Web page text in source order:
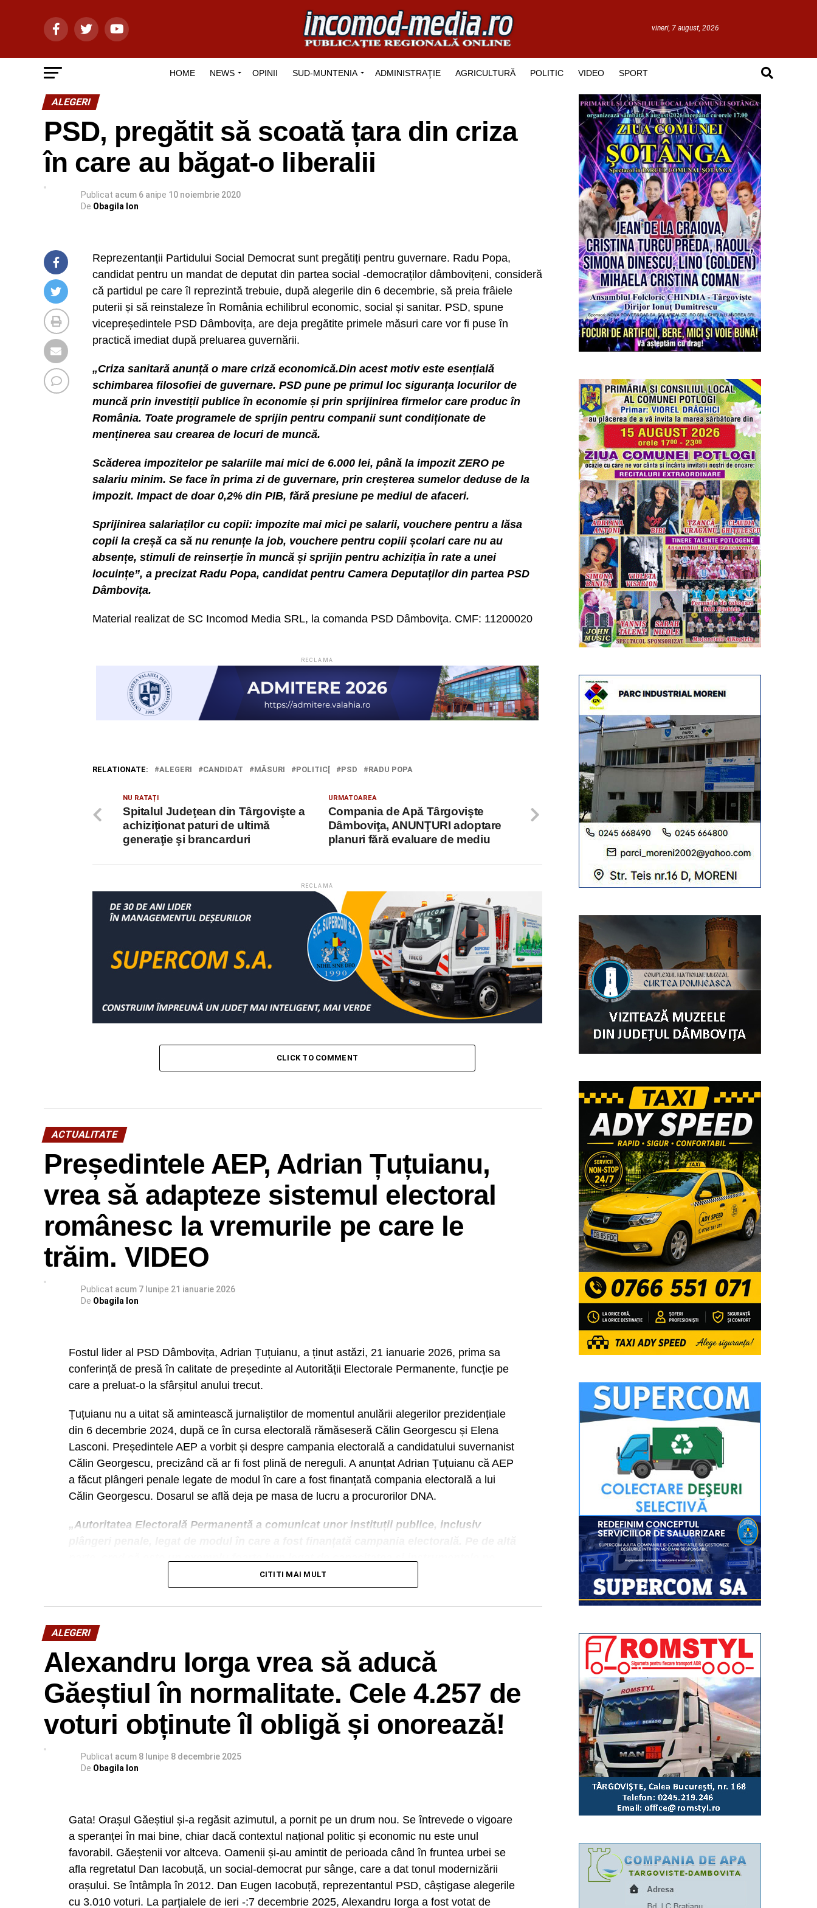
vineri, 7 august, 2026
HOME NEWS OPINII SUD-MUNTENIA ADMINISTRAŢIE AGRICULTURĂ POLITIC VIDEO SPORT
ALEGERI
PSD, pregătit să scoată țara din criza
în care au băgat-o liberalii
Publicat acum 6 anipe 10 noiembrie 2020
De Obagila Ion
Reprezentanții Partidului Social Democrat sunt pregătiți pentru guvernare. Radu Popa,
candidat pentru un mandat de deputat din partea social -democraților dâmbovițeni, consideră
că partidul pe care îl reprezintă trebuie, după alegerile din 6 decembrie, să preia frâiele
puterii și să reinstaleze în România echilibrul economic, social și sanitar. PSD, spune
vicepreședintele PSD Dâmbovița, are deja pregătite primele măsuri care vor fi puse în
practică imediat după preluarea guvernării.
„Criza sanitară anunță o mare criză economică.Din acest motiv este esențială
schimbarea filosofiei de guvernare. PSD pune pe primul loc siguranța locurilor de
muncă prin investiții publice în economie și prin sprijinirea firmelor care produc în
România. Toate programele de sprijin pentru companii sunt condiționate de
menținerea sau crearea de locuri de muncă.
Scăderea impozitelor pe salariile mai mici de 6.000 lei, până la impozit ZERO pe
salariu minim. Se face în prima zi de guvernare, prin creșterea sumelor deduse de la
impozit. Impact de doar 0,2% din PIB, fără presiune pe mediul de afaceri.
Sprijinirea salariaților cu copii: impozite mai mici pe salarii, vouchere pentru a lăsa
copii la creșă ca să nu renunțe la job, vouchere pentru copiii școlari care nu au
absențe, stimuli de reinserție în muncă și sprijin pentru achiziția în rate a unei
locuințe”, a precizat Radu Popa, candidat pentru Camera Deputaților din partea PSD
Dâmbovița.
Material realizat de SC Incomod Media SRL, la comanda PSD Dâmboviţa. CMF: 11200020
RECLAMA
RELATIONATE: ALEGERI CANDIDAT MĂSURI POLITIC[ PSD RADU POPA
URMATOAREA
Compania de Apă Târgovişte
Dâmboviţa, ANUNŢURI adoptare
planuri fără evaluare de mediu
NU RATAȚI
Spitalul Judeţean din Târgovişte a
achiziţionat paturi de ultimă
generaţie şi brancarduri
RECLAMĂ
CLICK TO COMMENT
ACTUALITATE
Președintele AEP, Adrian Țuțuianu,
vrea să adapteze sistemul electoral
românesc la vremurile pe care le
trăim. VIDEO
Publicat acum 7 lunipe 21 ianuarie 2026
De Obagila Ion
Fostul lider al PSD Dâmbovița, Adrian Țuțuianu, a ținut astăzi, 21 ianuarie 2026, prima sa
conferință de presă în calitate de președinte al Autorității Electorale Permanente, funcție pe
care a preluat-o la sfârșitul anului trecut.
Țuțuianu nu a uitat să amintească jurnaliștilor de momentul anulării alegerilor prezidențiale
din 6 decembrie 2024, după ce în cursa electorală rămăseseră Călin Georgescu și Elena
Lasconi. Președintele AEP a vorbit și despre campania electorală a candidatului suvernanist
Călin Georgescu, precizând că ar fi fost plină de nereguli. A anunțat Adrian Țuțuianu că AEP
a făcut plângeri penale legate de modul în care a fost finanțată compania electorală a lui
Călin Georgescu. Dosarul se află deja pe masa de lucru a procurorilor DNA.
„Autoritatea Electorală Permanentă a comunicat unor instituții publice, inclusiv
care le are AEP de a identifica finanțările unor campanii electorale. Aici e nevoie de
îmbunătățirea cadrului normativ”, a precizat președintele AEP.
A mai spus Țuțuianu că reprezentanții Autorității Electorale Permanente nu sunt investigatori.
CITITI MAI MULT
ALEGERI
Alexandru Iorga vrea să aducă
Găeștiul în normalitate. Cele 4.257 de
voturi obținute îl obligă și onorează!
Publicat acum 8 lunipe 8 decembrie 2025
De Obagila Ion
Gata! Orașul Găeștiul și-a regăsit azimutul, a pornit pe un drum nou. Se întrevede o vigoare
a speranței în mai bine, chiar dacă contextul național politic și economic nu este unul
favorabil. Găeștenii vor altceva. Oamenii și-au amintit de perioada când în fruntea urbei se
afla regretatul Dan Iacobuță, un social-democrat pur sânge, care a dat tonul modernizării
orașului. Se întâmpla în 2012. Dan Eugen Iacobuță, reprezentantul PSD, câștigase alegerile
cu 3.010 voturi. La parțialele de ieri -:7 decembrie 2025, Alexandru Iorga a fost votat de